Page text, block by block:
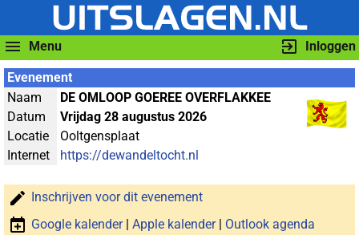
Menu Inloggen
Evenement
Naam
DE OMLOOP GOEREE OVERFLAKKEE
Datum
Vrijdag 28 augustus 2026
Locatie
Ooltgensplaat
Internet
https://dewandeltocht.nl
Inschrijven voor dit evenement
Google kalender| Apple kalender| Outlook agenda